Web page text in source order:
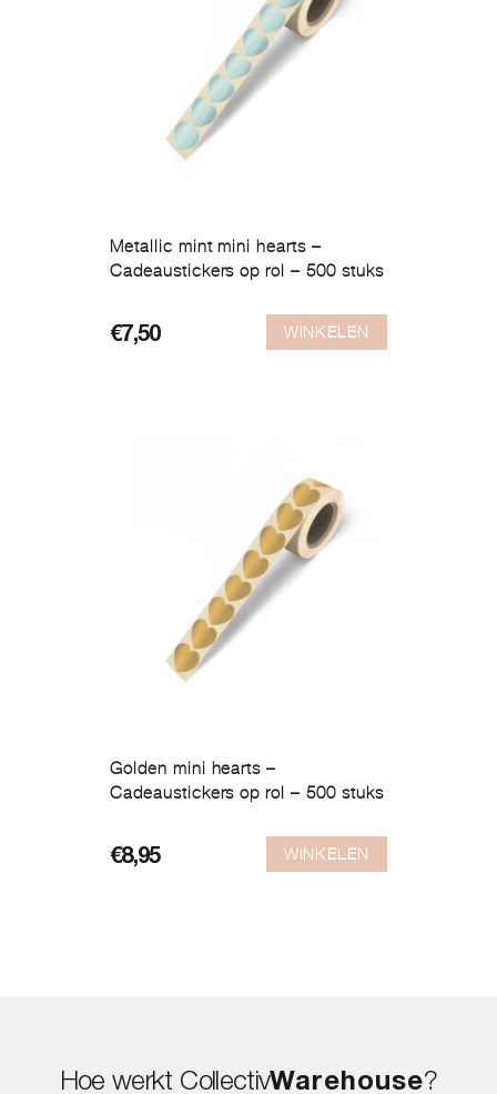
Metallic mint mini hearts –
Cadeaustickers op rol – 500 stuks
€7,50 WINKELEN
Golden mini hearts –
Cadeaustickers op rol – 500 stuks
€8,95 WINKELEN
Hoe werkt CollectivWarehouse?